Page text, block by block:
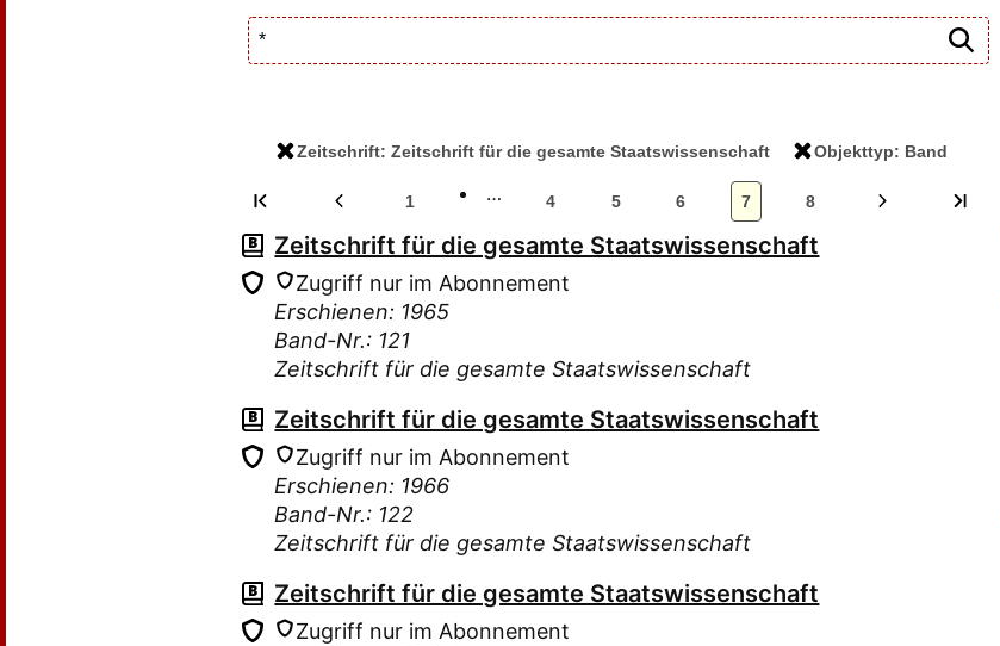
Zeitschrift: Zeitschrift für die gesamte Staatswissenschaft Objekttyp: Band
1 … 4 5 6 7 8
Zeitschrift für die gesamte Staatswissenschaft
Zugriff nur im Abonnement
Erschienen: 1965
Band-Nr.: 121
Zeitschrift für die gesamte Staatswissenschaft
Zeitschrift für die gesamte Staatswissenschaft
Zugriff nur im Abonnement
Erschienen: 1966
Band-Nr.: 122
Zeitschrift für die gesamte Staatswissenschaft
Zeitschrift für die gesamte Staatswissenschaft
Zugriff nur im Abonnement